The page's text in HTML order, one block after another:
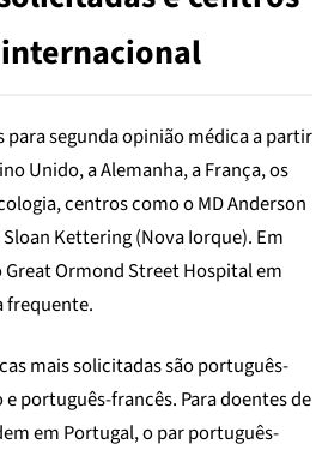
para segunda opinião médica a partir
Unido, a Alemanha, a França, os
centros como o MD Anderson
Kettering (Nova Iorque). Em
Ormond Street Hospital em
frequente.
mais solicitadas são português-
português-francês. Para doentes de
em Portugal, o par português-